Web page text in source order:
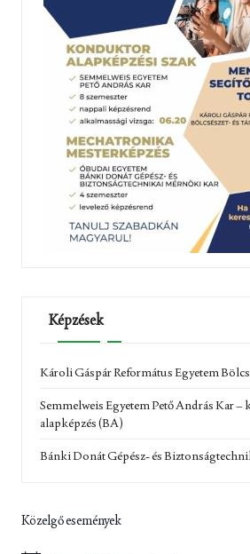
Képzések
Károli Gáspár Református Egyetem
Semmelweis Egyetem Pető András Kar
alapképzés (BA)
Bánki Donát Gépész- és
Közelgő események